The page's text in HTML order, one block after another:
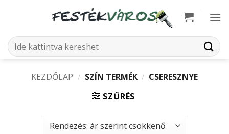
Keresés
a
KEZDŐLAP / SZÍN TERMÉK / CSERESZNYE
SZŰRÉS